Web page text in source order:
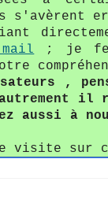
s'avèrent
; je
,
il
aussi à
visite sur